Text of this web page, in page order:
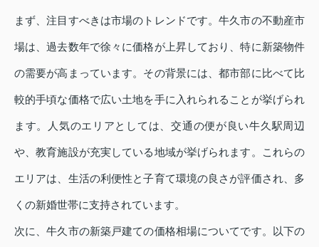
まず、注目すべきは市場のトレンドです。牛久市の不動産市
場は、過去数年で徐々に価格が上昇しており、特に新築物件
の需要が高まっています。その背景には、都市部に比べて比
較的手頃な価格で広い土地を手に入れられることが挙げられ
ます。人気のエリアとしては、交通の便が良い牛久駅周辺
や、教育施設が充実している地域が挙げられます。これらの
エリアは、生活の利便性と子育て環境の良さが評価され、多
くの新婚世帯に支持されています。
次に、牛久市の新築戸建ての価格相場についてです。以下の